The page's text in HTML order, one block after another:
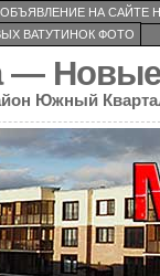
НА САЙТЕ
ВАТУТИНОК ФОТО
— Новые
Южный